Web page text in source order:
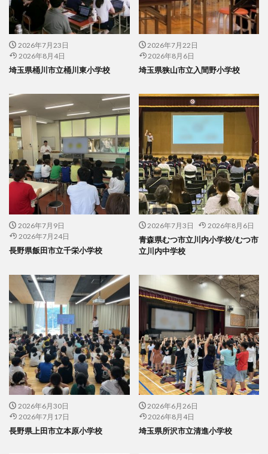
2026年7月23日
2026年8月4日
埼玉県桶川市立桶川東小学校
2026年7月22日
2026年8月6日
埼玉県狭山市立入間野小学校
2026年7月9日
2026年7月24日
長野県飯田市立千栄小学校
2026年7月3日 2026年8月6日
青森県むつ市立川内小学校/むつ市
立川内中学校
2026年6月30日
2026年7月17日
長野県上田市立本原小学校
2026年6月26日
2026年8月4日
埼玉県所沢市立清進小学校